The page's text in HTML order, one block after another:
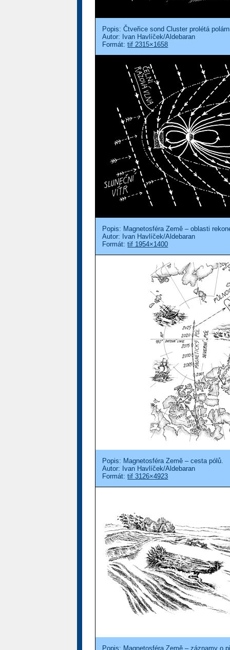
Popis: Čtveřice sond Cluster prolétá
Autor: Ivan Havlíček/Aldebaran
Formát:tif 2315×1658
Popis: Magnetosféra Země – oblasti
Autor: Ivan Havlíček/Aldebaran
Formát:tif 1954×1400
Popis: Magnetosféra Země – cesta pólů.
Autor: Ivan Havlíček/Aldebaran
Formát:tif 3126×4923
Popis: Magnetosféra Země – záznamy o